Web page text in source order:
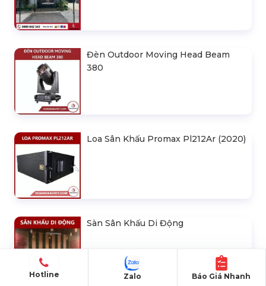
Đèn Outdoor Moving Head Beam
380
Loa Sân Khấu Promax Pl212Ar (2020)
Sàn Sân Khấu Di Động
Hotline Báo Giá Nhanh
Zalo